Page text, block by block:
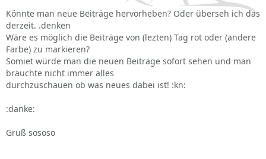
Könnte man neue Beiträge hervorheben? Oder überseh ich das
derzeit. .denken
Wäre es möglich die Beiträge von (lezten) Tag rot oder (andere
Farbe) zu markieren?
Somiet würde man die neuen Beiträge sofort sehen und man
bräuchte nicht immer alles
durchzuschauen ob was neues dabei ist! :kn:
:danke:
Gruß sososo